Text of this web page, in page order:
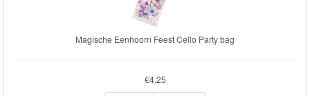
Magische Eenhoorn Feest Cello Party bag
€4.25